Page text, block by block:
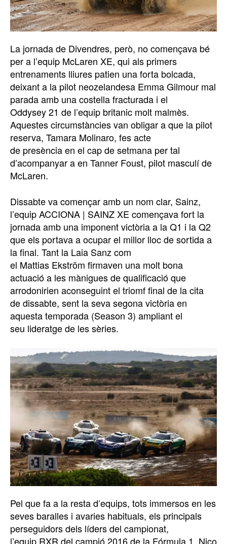
La jornada de Divendres, però, no començava bé
per a l’equip McLaren XE, qui als primers
entrenaments lliures patien una forta bolcada,
deixant a la pilot neozelandesa Emma Gilmour mal
parada amb una costella fracturada i el
Oddysey 21 de l’equip britanic molt malmès.
Aquestes circumstàncies van obligar a que la pilot
reserva, Tamara Molinaro, fes acte
de presència en el cap de setmana per tal
d’acompanyar a en Tanner Foust, pilot masculí de
McLaren.
Dissabte va començar amb un nom clar, Sainz,
l’equip ACCIONA | SAINZ XE començava fort la
jornada amb una imponent victòria a la Q1 i la Q2
que els portava a ocupar el millor lloc de sortida a
la final. Tant la Laia Sanz com
el Mattias Ekström firmaven una molt bona
actuació a les mànigues de qualificació que
arrodonirien aconseguint el triomf final de la cita
de dissabte, sent la seva segona victòria en
aquesta temporada (Season 3) ampliant el
seu lideratge de les sèries.
Pel que fa a la resta d’equips, tots immersos en les
seves baralles i avaries habituals, els principals
perseguidors dels líders del campionat,
l’equip RXR del campió 2016 de la Fórmula 1, Nico